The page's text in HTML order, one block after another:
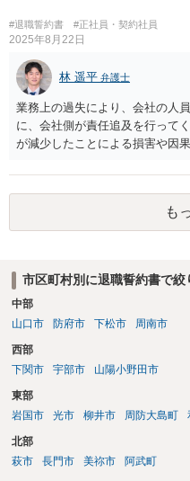
トでのやりとりだけでは、正確
的に正確に分析すべき事案です
任をきちんと追及されたい場合
関係した法理等にも通じた弁護
もらい、今後の対応を検討する
と思います。なぜならば、法的
を得るには必要だからです。良
す。納得のいかないことは徹底
#退職誓約書 #正社員・契約社員
2025年8月22日
林 遥平 弁護士
業務上の過失により、会社の人
に、会社側が責任追及を行って
が減少したことによる損害や因
高いです。 誓約書に、「何かあ
あると、賠償責任についての会
署名すべきではないということ
も
市区町村別に退職誓約書で絞
中部
山口市
防府市 下松市 周南市
西部
下関市
宇部市 山陽小野田市
東部
岩国市
光市 柳井市 周防大島町
北部
萩市
長門市 美祢市 阿武町